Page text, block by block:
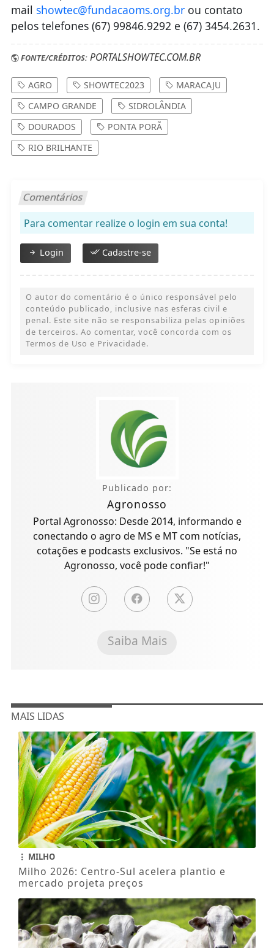
mail showtec@fundacaoms.org.br
ou contato
pelos telefones (67) 99846.9292 e (67) 3454.2631.
FONTE/CRÉDITOS: PORTALSHOWTEC.COM.BR
AGRO SHOWTEC2023
MARACAJU
CAMPO GRANDE
SIDROLÂNDIA
DOURADOS
PONTA PORÃ
RIO BRILHANTE
Comentários
Para comentar realize o login em sua conta!
Login Cadastre-se
conteúdo publicado, inclusive nas esferas civil e
penal. Este site não se responsabiliza pelas opiniões
de terceiros. Ao comentar, você concorda com os
Termos de Uso e Privacidade.
Agronosso
Portal Agronosso: Desde 2014, informando e
conectando o agro de MS e MT com notícias,
cotações e podcasts exclusivos. "Se está no
Agronosso, você pode confiar!"
Saiba Mais
MAIS LIDAS
MILHO
Milho 2026: Centro-Sul acelera plantio e
mercado projeta preços